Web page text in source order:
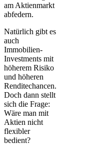
am Aktienmarkt
abfedern.
Natürlich gibt es
auch
Immobilien-
Investments mit
höherem Risiko
und höheren
Renditechancen.
Doch dann stellt
sich die Frage:
Wäre man mit
Aktien nicht
flexibler
bedient?